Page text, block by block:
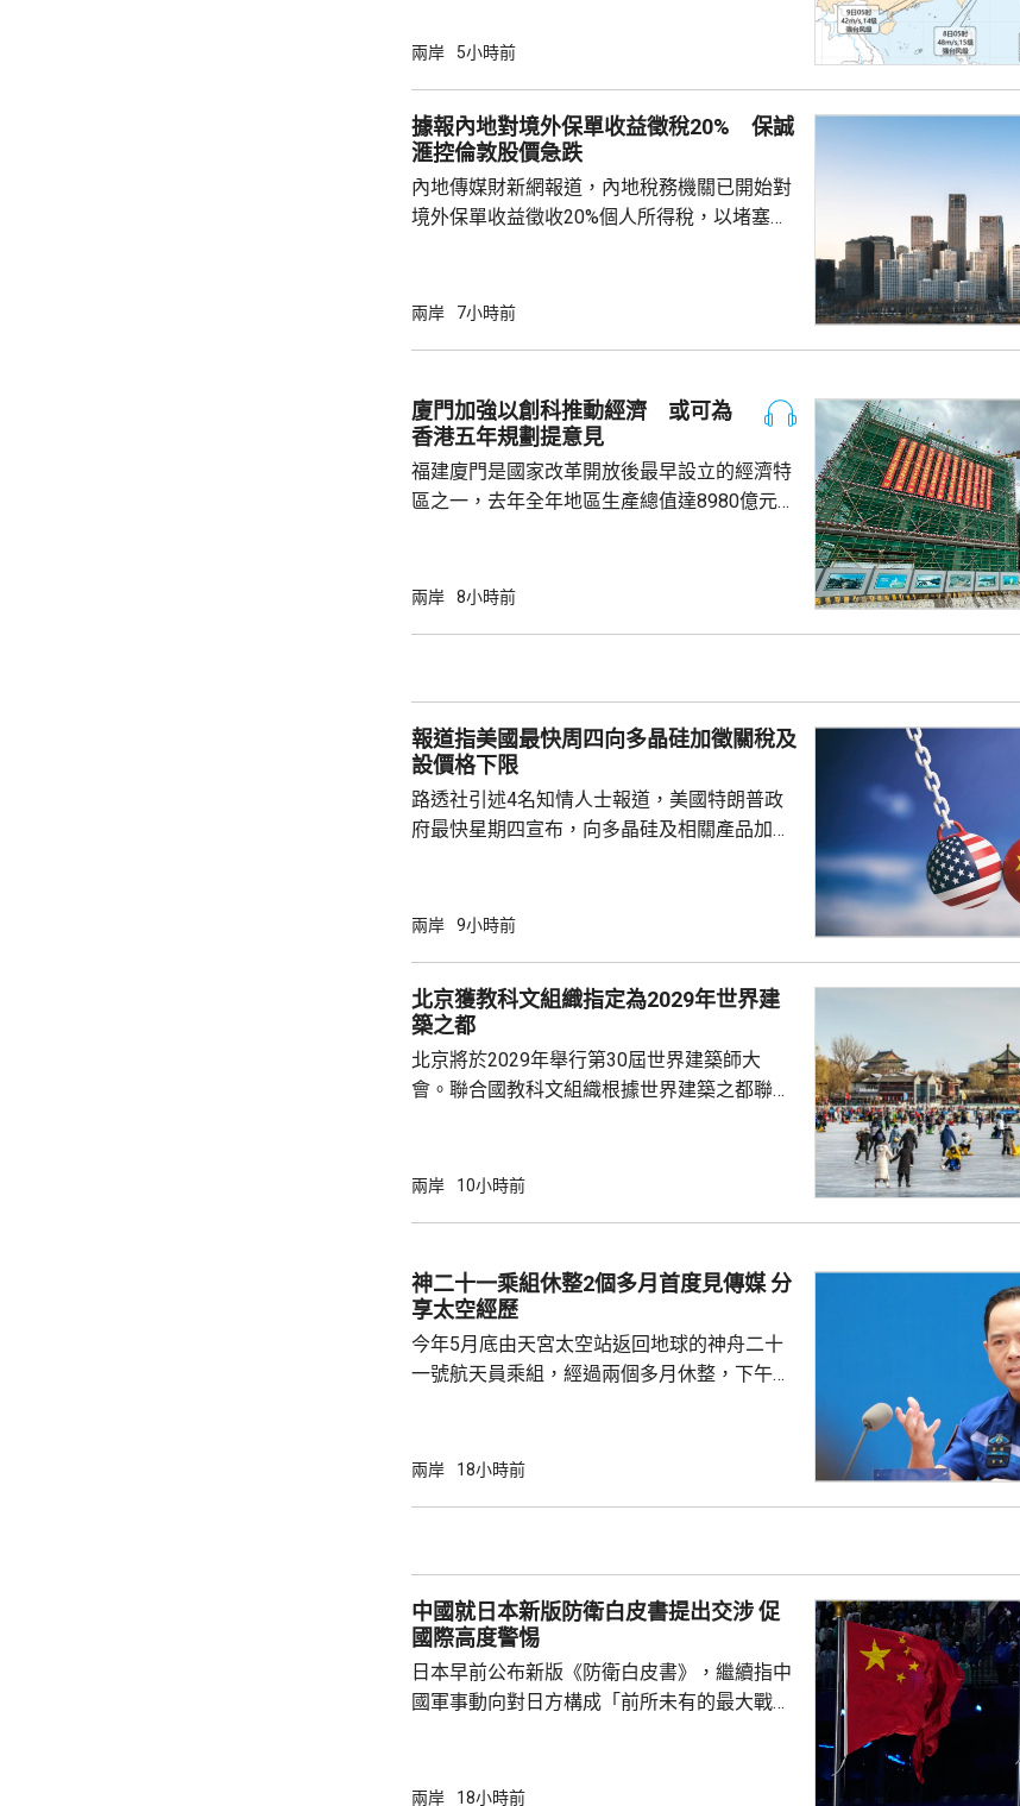
洋預報台發布海浪橙色警報，預料未來一日東
今日下午6時起，對經過台灣海峽南口北上的
船舶實施交通管制，呼籲船舶選擇安全水域避
風，保障海上安全。
兩岸 5小時前
據報內地對境外保單收益徵稅20% 保誠
滙控倫敦股價急跌
內地傳媒財新網報道，內地稅務機關已開始對
境外保單收益徵收20%個人所得稅，以堵塞以
象包括分紅收益和預繳保費利息收益。報道引
稅，可能取決於地方稅務當局接觸和處理數據
的效率；若保單退出和有退出收益，而當地稅
兩岸 7小時前
廈門加強以創科推動經濟 或可為
香港五年規劃提意見
福建廈門是國家改革開放後最早設立的經濟特
區之一，去年全年地區生產總值達8980億元人
創新科技引領工程，加快建設多個科學城和實
運」模式，累計已完成13個項目，並有54個重
點推進項目，總...
兩岸 8小時前
報道指美國最快周四向多晶硅加徵關稅及
設價格下限
路透社引述4名知情人士報道，美國特朗普政
府最快星期四宣布，向多晶硅及相關產品加徵
太陽能板和半導體的關鍵原材料，華府的行動
兩岸 9小時前
北京獲教科文組織指定為2029年世界建
築之都
北京將於2029年舉行第30屆世界建築師大
會。聯合國教科文組織根據世界建築之都聯合
遺產，與面向未來的城市可持續發展願景，憑
向未來的發展願景，必將激發新一輪國際對
話，深入探討建築在提升人民生活質素，以及
兩岸 10小時前
神二十一乘組休整2個多月首度見傳媒 分
享太空經歷
今年5月底由天宮太空站返回地球的神舟二十
一號航天員乘組，經過兩個多月休整，下午在
個乘組在軌駐留最長時間的紀錄，其間完成3
碎片撞擊的處置、駐留周期動態調整、乘組換
船返回，還是應急發射組織實施，整套...
兩岸 18小時前
中國就日本新版防衛白皮書提出交涉 促
國際高度警惕
日本早前公布新版《防衛白皮書》，繼續指中
國軍事動向對日方構成「前所未有的最大戰略
脅」，妄議中國台灣事務，粗暴干涉中國內
兩岸 18小時前